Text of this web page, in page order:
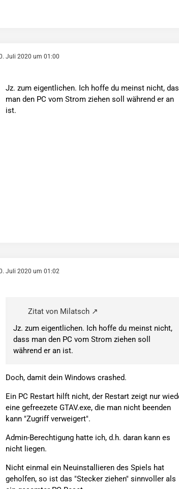
Juli 2020 um 01:00
Jz. zum eigentlichen. Ich hoffe du meinst nicht,
man den PC vom Strom ziehen soll während er an
ist.
Juli 2020 um 01:02
Zitat von Milatsch
Jz. zum eigentlichen. Ich hoffe du meinst nicht,
dass man den PC vom Strom ziehen soll
während er an ist.
Doch, damit dein Windows crashed.
Ein PC Restart hilft nicht, der Restart zeigt nur
eine gefreezete GTAV.exe, die man nicht beenden
kann "Zugriff verweigert".
Admin-Berechtigung hatte ich, d.h. daran kann es
nicht liegen.
Nicht einmal ein Neuinstallieren des Spiels hat
geholfen, so ist das "Stecker ziehen" sinnvoller als